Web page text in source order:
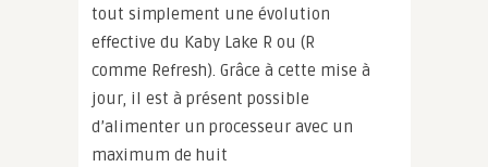
tout simplement une évolution
effective du Kaby Lake R ou (R
comme Refresh). Grâce à cette mise à
jour, il est à présent possible
d’alimenter un processeur avec un
maximum de huit